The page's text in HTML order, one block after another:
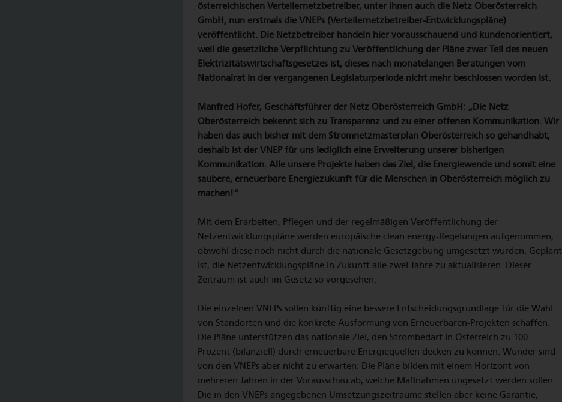
österreichischen Verteilernetzbetreiber, unter ihnen auch die Netz Oberösterreich
GmbH, nun erstmals die VNEPs (Verteilernetzbetreiber-Entwicklungspläne)
veröffentlicht. Die Netzbetreiber handeln hier vorausschauend und kundenorientiert,
weil die gesetzliche Verpflichtung zu Veröffentlichung der Pläne zwar Teil des neuen
Elektrizitätswirtschaftsgesetzes ist, dieses nach monatelangen Beratungen vom
Nationalrat in der vergangenen Legislaturperiode nicht mehr beschlossen worden ist.
Manfred Hofer, Geschäftsführer der Netz Oberösterreich GmbH: „Die Netz
Oberösterreich bekennt sich zu Transparenz und zu einer offenen Kommunikation. Wir
haben das auch bisher mit dem Stromnetzmasterplan Oberösterreich so gehandhabt,
deshalb ist der VNEP für uns lediglich eine Erweiterung unserer bisherigen
Kommunikation. Alle unsere Projekte haben das Ziel, die Energiewende und somit eine
saubere, erneuerbare Energiezukunft für die Menschen in Oberösterreich möglich zu
machen!“
Mit dem Erarbeiten, Pflegen und der regelmäßigen Veröffentlichung der
Netzentwicklungspläne werden europäische clean energy-Regelungen aufgenommen,
obwohl diese noch nicht durch die nationale Gesetzgebung umgesetzt wurden. Geplant
ist, die Netzentwicklungspläne in Zukunft alle zwei Jahre zu aktualisieren. Dieser
Zeitraum ist auch im Gesetz so vorgesehen.
Die einzelnen VNEPs sollen künftig eine bessere Entscheidungsgrundlage für die Wahl
von Standorten und die konkrete Ausformung von Erneuerbaren-Projekten schaffen.
Die Pläne unterstützen das nationale Ziel, den Strombedarf in Österreich zu 100
Prozent (bilanziell) durch erneuerbare Energiequellen decken zu können. Wunder sind
von den VNEPs aber nicht zu erwarten: Die Pläne bilden mit einem Horizont von
mehreren Jahren in der Vorausschau ab, welche Maßnahmen ungesetzt werden sollen.
Die in den VNEPs angegebenen Umsetzungszeiträume stellen aber keine Garantie,